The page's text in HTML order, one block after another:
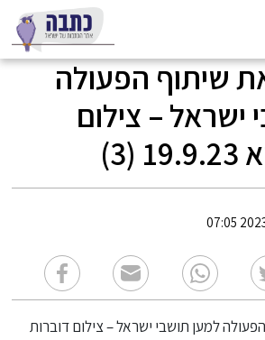
שיתוף הפעולה
ישראל – צילום